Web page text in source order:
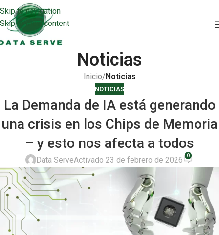
Skip to navigation
Skip to main content
Noticias
Inicio/Noticias
NOTICIAS
La Demanda de IA está generando
una crisis en los Chips de Memoria
– y esto nos afecta a todos
Data ServeActivado 23 de febrero de 2026 0